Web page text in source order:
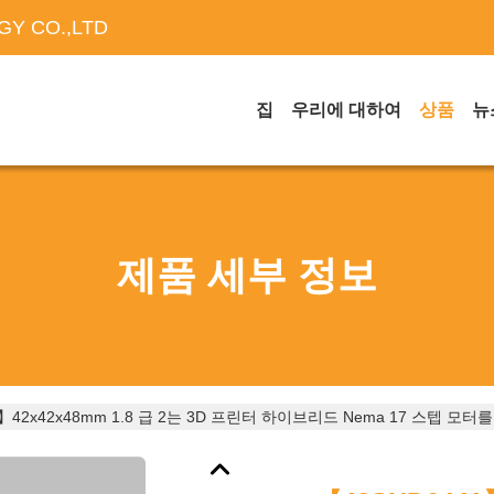
CO.,LTD
집 우리에 대하여 상품 뉴
제품 세부 정보
42x42x48mm 1.8 급 2는 3D 프린터 하이브리드 Nema 17 스텝 모터